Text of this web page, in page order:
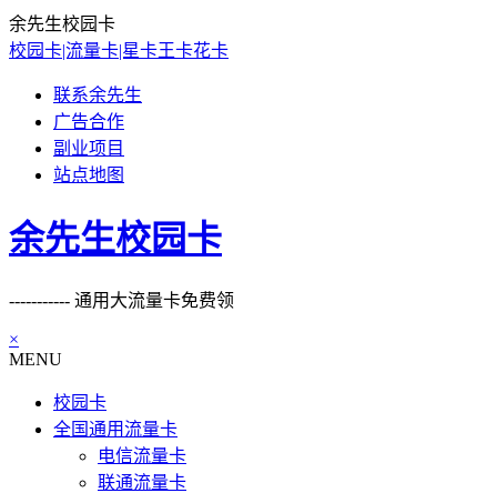
余先生校园卡
校园卡|流量卡|星卡王卡花卡
联系余先生
广告合作
副业项目
站点地图
余先生校园卡
----------- 通用大流量卡免费领
×
MENU
校园卡
全国通用流量卡
电信流量卡
联通流量卡